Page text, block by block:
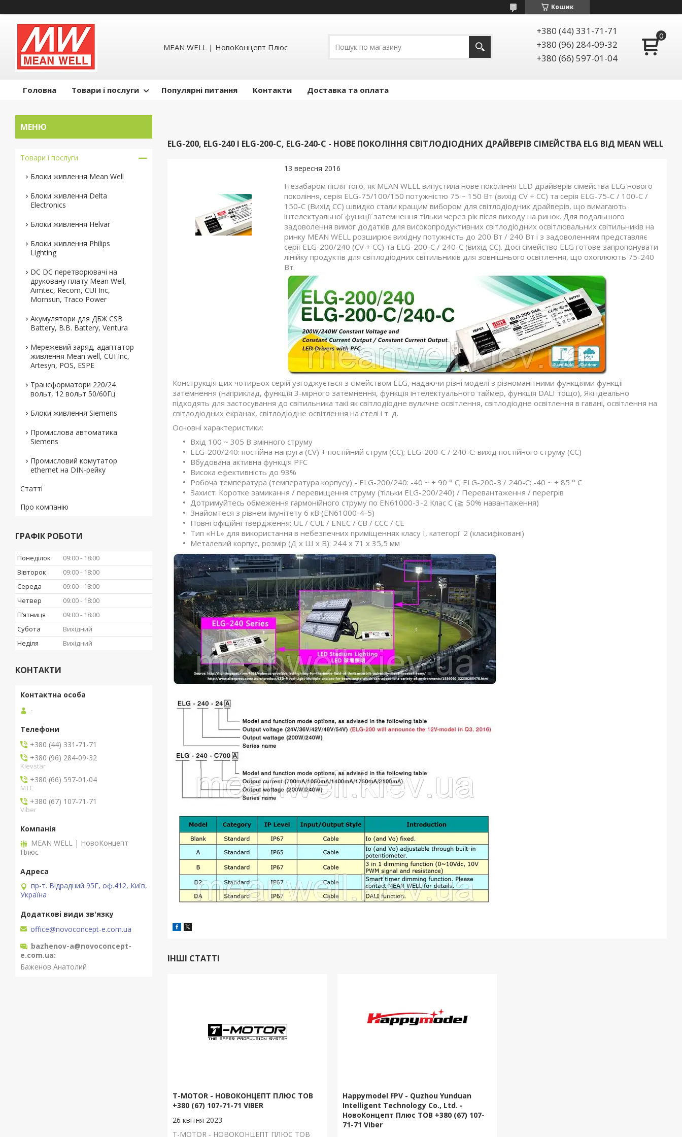
Кошик
MEAN WELL | НовоКонцепт Плюс
+380 (44) 331-71-71
+380 (96) 284-09-32
+380 (66) 597-01-04
Головна Товари і послуги Популярні питання Контакти Доставка та оплата
ELG-200, ELG-240 І ELG-200-C, ELG-240-C - НОВЕ ПОКОЛІННЯ СВІТЛОДІОДНИХ ДРАЙВЕРІВ СІМЕЙСТВА ELG ВІД MEAN WELL
13 вересня 2016
Незабаром після того, як MEAN WELL випустила нове покоління LED драйверів сімейства ELG нового
покоління, серія ELG-75/100/150 потужністю 75 ~ 150 Вт (вихід CV + CC) та серія ELG-75-C / 100-C /
150-C (Вихід CC) швидко стали кращим вибором для світлодіодних драйверів, що вимагають
інтелектуальної функції затемнення тільки через рік після виходу на ринок. Для подальшого
задоволення вимог додатків для високопродуктивних світлодіодних освітлювальних світильників на
ринку MEAN WELL розширює вихідну потужність до 200 Вт / 240 Вт і з задоволенням представляє
серії ELG-200/240 (CV + CC) та ELG-200-C / 240-C (вихід CC). Досі сімейство ELG готове запропонувати
лінійку продуктів для світлодіодних світильників для зовнішнього освітлення, що охоплюють 75-240
Вт.
Конструкція цих чотирьох серій узгоджується з сімейством ELG, надаючи різні моделі з різноманітними функціями функції
затемнення (наприклад, функція 3-мірного затемнення, функція інтелектуального таймер, функція DALI тощо), Які ідеально
підходять для застосування до світильника такі як світлодіодне вуличне освітлення, світлодіодне освітлення в гавані, освітлення на
світлодіодних екранах, світлодіодне освітлення на стелі і т. д.
Основні характеристики:
Вхід 100 ~ 305 В змінного струму
ELG-200/240: постійна напруга (CV) + постійний струм (CC); ELG-200-C / 240-C: вихід постійного струму (CC)
Вбудована активна функція PFC
Висока ефективність до 93%
Робоча температура (температура корпусу) - ELG-200/240: -40 ~ + 90 ° C; ELG-200-З / 240-С: -40 ~ + 85 ° C
Захист: Коротке замикання / перевищення струму (тільки ELG-200/240) / Перевантаження / перегрів
Дотримуйтесь обмеження гармонійного струму по EN61000-3-2 Клас C (≧ 50% навантаження)
Знайомтеся з рівнем імунітету 6 кВ (EN61000-4-5)
Повні офіційні твердження: UL / CUL / ENEC / CB / CCC / CE
Тип «HL» для використання в небезпечних приміщеннях класу I, категорії 2 (класифіковані)
Металевий корпус, розмір (Д х Ш х В): 244 х 71 х 35,5 мм
ІНШІ СТАТТІ
T-MOTOR - НОВОКОНЦЕПТ ПЛЮС ТОВ
+380 (67) 107-71-71 VIBER
26 квітня 2023
T-MOTOR - НОВОКОНЦЕПТ ПЛЮС ТОВ
Happymodel FPV - Quzhou Yunduan
Intelligent Technology Co., Ltd. -
НовоКонцепт Плюс ТОВ +380 (67) 107-
71-71 Viber
Товари і послуги
Блоки живлення Mean Well
Блоки живлення Delta
Electronics
Блоки живлення Helvar
Блоки живлення Philips
Lighting
DC DC перетворювачі на
друковану плату Mean Well,
Aimtec, Recom, CUI Inc,
Mornsun, Traco Power
Акумулятори для ДБЖ CSB
Battery, B.B. Battery, Ventura
Мережевий заряд, адаптатор
живлення Mean well, CUI Inc,
Artesyn, POS, ESPE
Трансформатори 220/24
вольт, 12 вольт 50/60Гц
Блоки живлення Siemens
Промислова автоматика
Siemens
Промисловий комутатор
ethernet на DIN-рейку
Статті
Про компанію
ГРАФІК РОБОТИ
Понеділок 09:00
18:00
Вівторок
09:00
18:00
Середа
09:00
18:00
Четвер
09:00
18:00
Пʼятниця
09:00
18:00
Субота
Вихідний
Неділя
Вихідний
КОНТАКТИ
-
+380 (44) 331-71-71
+380 (96) 284-09-32
Kievstar
+380 (66) 597-01-04
MTC
+380 (67) 107-71-71
Viber
MEAN WELL | НовоКонцепт
Плюс
пр-т. Відрадний 95Г, оф.412, Київ,
Україна
office@novoconcept-e.com.ua
bazhenov-a@novoconcept-
e.com.ua
Баженов Анатолий